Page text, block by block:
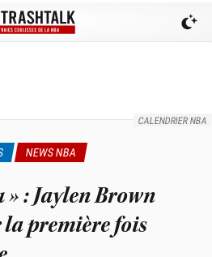
CALENDRIER NBA
NEWS NBA
» : Jaylen Brown
la première fois